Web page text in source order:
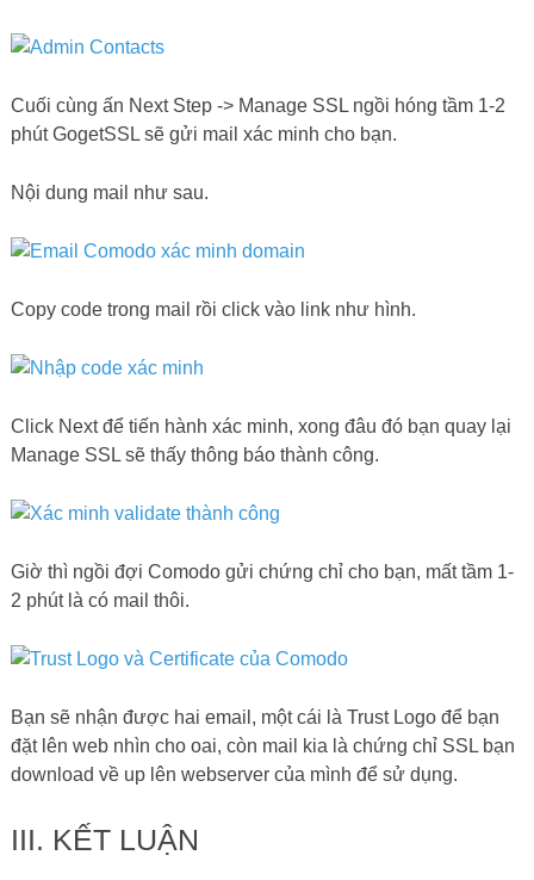
Cuối cùng ấn Next Step -> Manage SSL ngồi hóng tầm 1-2
phút GogetSSL sẽ gửi mail xác minh cho bạn.
Nội dung mail như sau.
Copy code trong mail rồi click vào link như hình.
Click Next để tiến hành xác minh, xong đâu đó bạn quay lại
Manage SSL sẽ thấy thông báo thành công.
Giờ thì ngồi đợi Comodo gửi chứng chỉ cho bạn, mất tầm 1-
2 phút là có mail thôi.
Bạn sẽ nhận được hai email, một cái là Trust Logo để bạn
đặt lên web nhìn cho oai, còn mail kia là chứng chỉ SSL bạn
download về up lên webserver của mình để sử dụng.
III. KẾT LUẬN